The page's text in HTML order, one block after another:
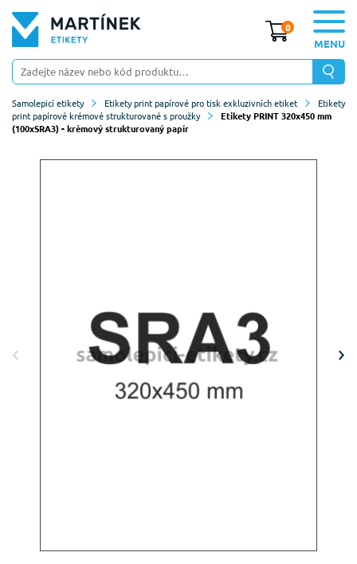
0
MENU
Samolepicí etikety Etikety print papírové pro tisk exkluzivních etiket
Etikety
print papírové krémové strukturované s proužky
Etikety PRINT 320x450 mm
(100xSRA3) - krémový strukturovaný papír